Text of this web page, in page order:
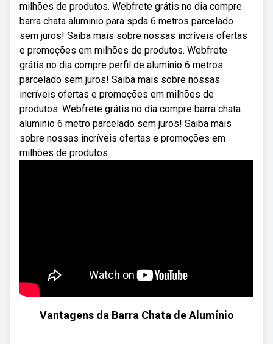
milhões de produtos. Webfrete grátis no dia compre
barra chata aluminio para spda 6 metros parcelado
sem juros! Saiba mais sobre nossas incríveis ofertas
e promoções em milhões de produtos. Webfrete
grátis no dia compre perfil de aluminio 6 metros
parcelado sem juros! Saiba mais sobre nossas
incríveis ofertas e promoções em milhões de
produtos. Webfrete grátis no dia compre barra chata
aluminio 6 metro parcelado sem juros! Saiba mais
sobre nossas incríveis ofertas e promoções em
milhões de produtos.
Vantagens da Barra Chata de Alumínio